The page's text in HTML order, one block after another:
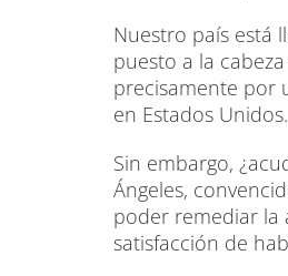
Nuestro país está
puesto a la
precisamente por
en Estados Unidos.
Sin embargo,
Ángeles,
poder remediar la
satisfacción de